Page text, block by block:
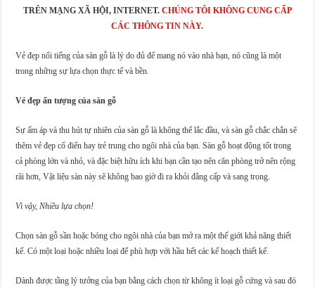
TRÊN MẠNG XÃ HỘI, INTERNET. CHÚNG TÔI KHÔNG CUNG CẤP
CÁC THÔNG TIN NÀY.
Vẻ đẹp nổi tiếng của sàn gỗ là lý do đủ để mang nó vào nhà bạn, nó cũng là một
trong những sự lựa chọn thực tế và bền.
Vẻ đẹp ấn tượng của sàn gỗ
Sự ấm áp và thu hút tự nhiên của sàn gỗ là không thể lắc đầu, và sàn gỗ chắc chắn sẽ
thêm vẻ đẹp cổ điển hay trẻ trung cho ngôi nhà của bạn. Sàn gỗ hoạt động tốt trong
cả phòng lớn và nhỏ, và đặc biệt hữu ích khi bạn cần tạo nên căn phòng trở nên rộng
rãi hơn, Vật liệu sàn này sẽ không bao giờ đi ra khỏi đẳng cấp và sang trọng.
Vì vậy, Nhiều lựa chọn!
Chọn sàn gỗ sần hoặc bóng cho ngôi nhà của bạn mở ra một thế giới khả năng thiết
kế. Có một loại hoặc nhiều loại để phù hợp với hầu hết các kế hoạch thiết kế.
Dành được tầng lý tưởng của bạn bằng cách chọn từ không ít loại gỗ cứng và sau đó